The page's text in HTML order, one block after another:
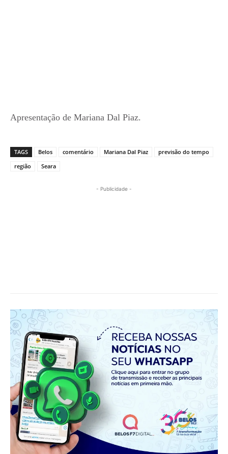
Apresentação de Mariana Dal Piaz.
TAGS Belos comentário Mariana Dal Piaz
previsão do tempo
região
Seara
- Publicidade -